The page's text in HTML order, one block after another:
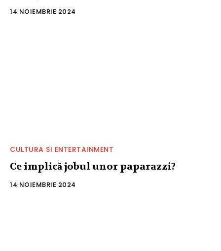
14 NOIEMBRIE 2024
CULTURA SI ENTERTAINMENT
Ce implică jobul unor paparazzi?
14 NOIEMBRIE 2024